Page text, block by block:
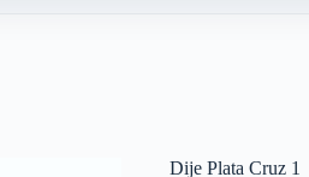
Dije Plata Cruz 1